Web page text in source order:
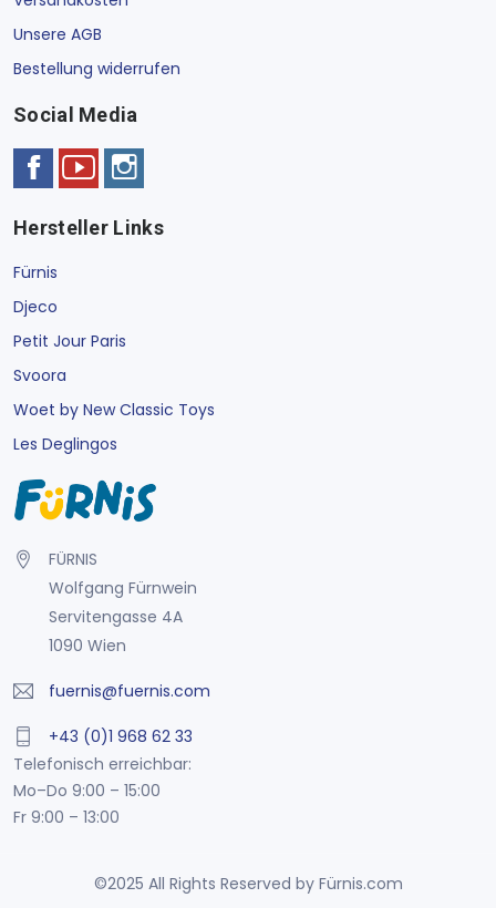
Unsere AGB
Bestellung widerrufen
Social Media
Hersteller Links
Fürnis
Djeco
Petit Jour Paris
Svoora
Woet by New Classic Toys
Les Deglingos
FÜRNIS
Wolfgang Fürnwein
Servitengasse 4A
1090 Wien
fuernis@fuernis.com
+43 (0)1 968 62 33
Telefonisch erreichbar:
Mo–Do 9:00 – 15:00
Fr 9:00 – 13:00
©2025 All Rights Reserved by Fürnis.com